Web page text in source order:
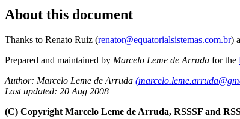
About this document
Thanks to Renato Ruiz (renator@equatorialsistemas.com.br)
Prepared and maintained by Marcelo Leme de Arruda for the
Author: Marcelo Leme de Arruda
Last updated: 20 Aug 2008
(C) Copyright Marcelo Leme de Arruda, RSSSF and